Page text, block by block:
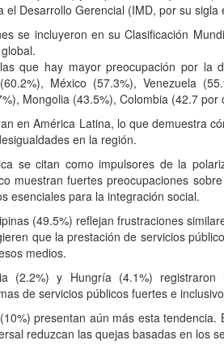
Desarrollo Gerencial (IMD, por su sigla
se incluyeron en su Clasificación
que hay mayor preocupación por la
México (57.3%), Venezuela
Mongolia (43.5%), Colombia (42.7 por
en América Latina, lo que demuestra
en la región.
se citan como impulsores de la
muestran fuertes preocupaciones
esenciales para la integración social.
(49.5%) reflejan frustraciones
que la prestación de servicios
medios.
(2.2%) y Hungría (4.1%)
de servicios públicos fuertes e
presentan aún más esta
reduzcan las quejas basadas en los